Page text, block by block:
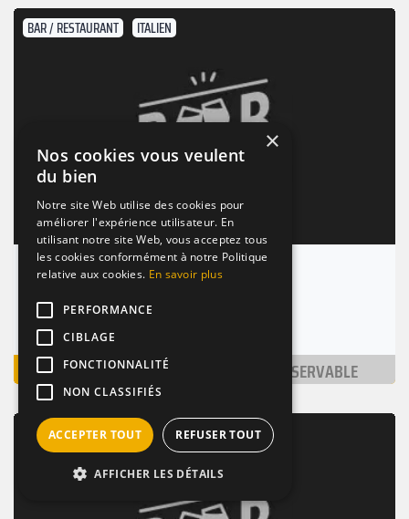
BAR / RESTAURANT ITALIEN
La Gioconda
Charleroi (6000)
Nombre de places : 1-30 pers.
VOIR NON RÉSERVABLE
BAR / RESTAURANT TERRASSE
×
Nos cookies vous veulent
du bien
Notre site Web utilise des cookies pour
améliorer l'expérience utilisateur. En
utilisant notre site Web, vous acceptez tous
les cookies conformément à notre Politique
relative aux cookies. En savoir plus
PERFORMANCE
CIBLAGE
FONCTIONNALITÉ
NON CLASSIFIÉS
ACCEPTER TOUT REFUSER TOUT
AFFICHER LES DÉTAILS